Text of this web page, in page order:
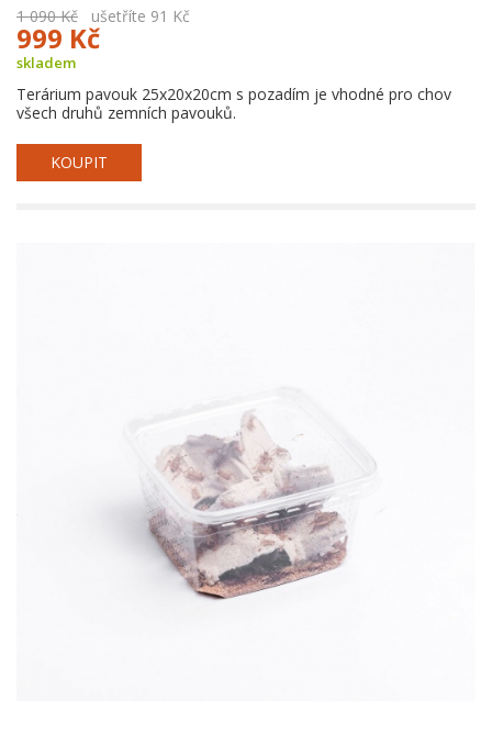
1 090 Kč ušetříte 91 Kč
999 Kč
skladem
Terárium pavouk 25x20x20cm s pozadím je vhodné pro chov
všech druhů zemních pavouků.
KOUPIT